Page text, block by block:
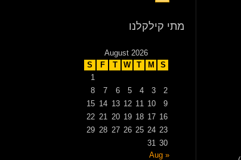
מתי קילקלנו
August 2026
S
M
T
W
T
F
S
1
2
3
4
5
6
7
8
9
10
11
12
13
14
15
16
17
18
19
20
21
22
23
24
25
26
27
28
29
30
31
« Aug